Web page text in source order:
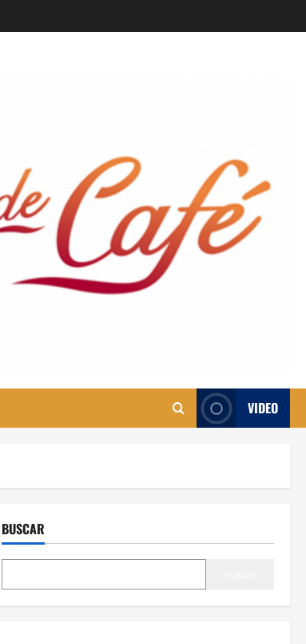
VIDEO
BUSCAR